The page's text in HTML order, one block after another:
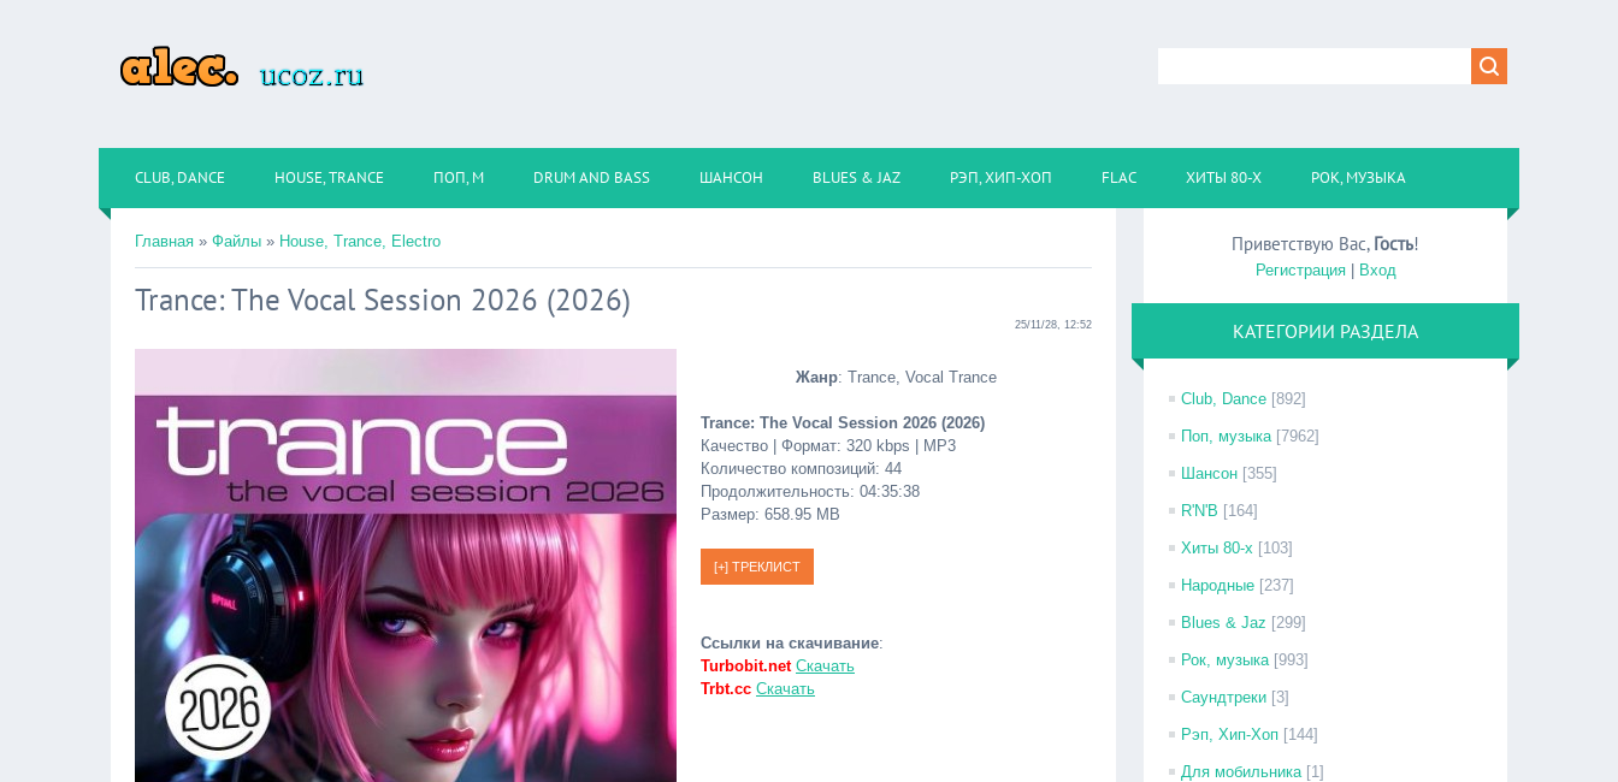
CLUB, DANCE HOUSE, TRANCE ПОП, М DRUM AND BASS ШАНСОН BLUES & JAZ РЭП, ХИП-ХОП FLAC ХИТЫ 80-Х РОК, МУЗЫКА
Главная » Файлы » House, Trance, Electro
Trance: The Vocal Session 2026 (2026)
25/11/28, 12:52
Жанр: Trance, Vocal Trance
Trance: The Vocal Session 2026 (2026)
Качество | Формат: 320 kbps | MP3
Количество композиций: 44
Продолжительность: 04:35:38
Размер: 658.95 MB
Ссылки на скачивание:
Turbobit.net Скачать
Trbt.cc Скачать
Приветствую Вас, Гость!
Регистрация| Вход
КАТЕГОРИИ РАЗДЕЛА
Club, Dance [892]
Поп, музыка [7962]
Шансон [355]
R'N'B [164]
Хиты 80-х [103]
Народные [237]
Blues & Jaz [299]
Рок, музыка [993]
Саундтреки [3]
Рэп, Хип-Хоп [144]
Для мобильника [1]